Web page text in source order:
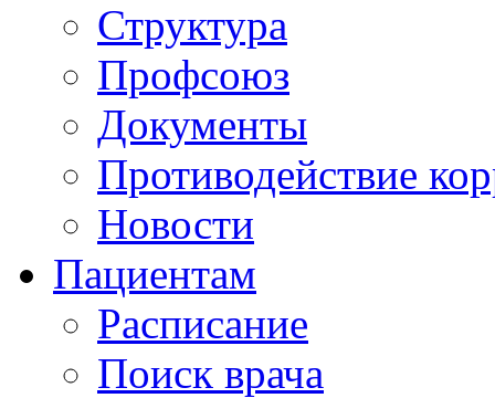
Структура
Профсоюз
Документы
Противодействие
Новости
Пациентам
Расписание
Поиск врача